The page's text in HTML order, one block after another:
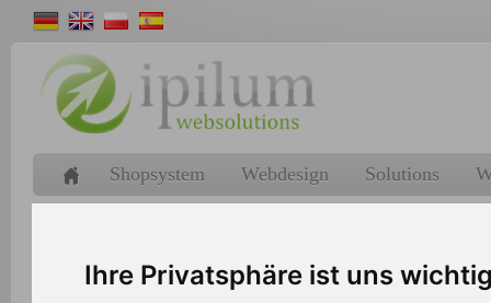
Ihre Privatsphäre ist uns
Shopsystem Webdesign Solutions